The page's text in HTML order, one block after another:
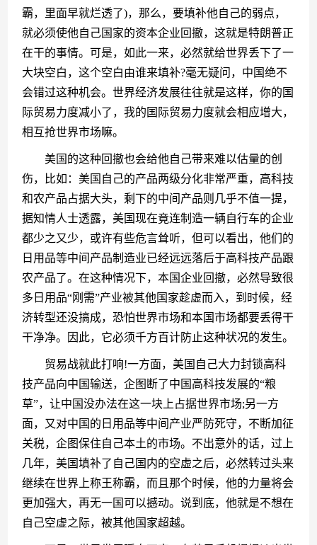
霸，里面早就烂透了)，那么，要填补他自己的弱点，
就必须使他自己国家的资本企业回撤，这就是特朗普正
在干的事情。可是，如此一来，必然就给世界丢下了一
大块空白，这个空白由谁来填补?毫无疑问，中国绝不
会错过这种机会。世界经济发展往往就是这样，你的国
际贸易力度减小了，我的国际贸易力度就会相应增大，
相互抢世界市场嘛。
美国的这种回撤也会给他自己带来难以估量的创
伤，比如：美国自己的产品两级分化非常严重，高科技
和农产品占据大头，剩下的中间产品则几乎不值一提，
据知情人士透露，美国现在竟连制造一辆自行车的企业
都少之又少，或许有些危言耸听，但可以看出，他们的
日用品等中间产品制造业已经远远落后于高科技产品跟
农产品了。在这种情况下，本国企业回撤，必然导致很
多日用品“刚需”产业被其他国家趁虚而入，到时候，经
济转型还没搞成，恐怕世界市场和本国市场都要丢得干
干净净。因此，它必须千方百计防止这种状况的发生。
贸易战就此打响!一方面，美国自己大力封锁高科
技产品向中国输送，企图断了中国高科技发展的“粮
草”，让中国没办法在这一块上占据世界市场;另一方
面，又对中国的日用品等中间产业严防死守，不断加征
关税，企图保住自己本土的市场。不出意外的话，过上
几年，美国填补了自己国内的空虚之后，必然转过头来
继续在世界上称王称霸，而且那个时候，他的力量将会
更加强大，再无一国可以撼动。说到底，他就是不想在
自己空虚之际，被其他国家超越。